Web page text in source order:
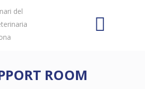
ROOM